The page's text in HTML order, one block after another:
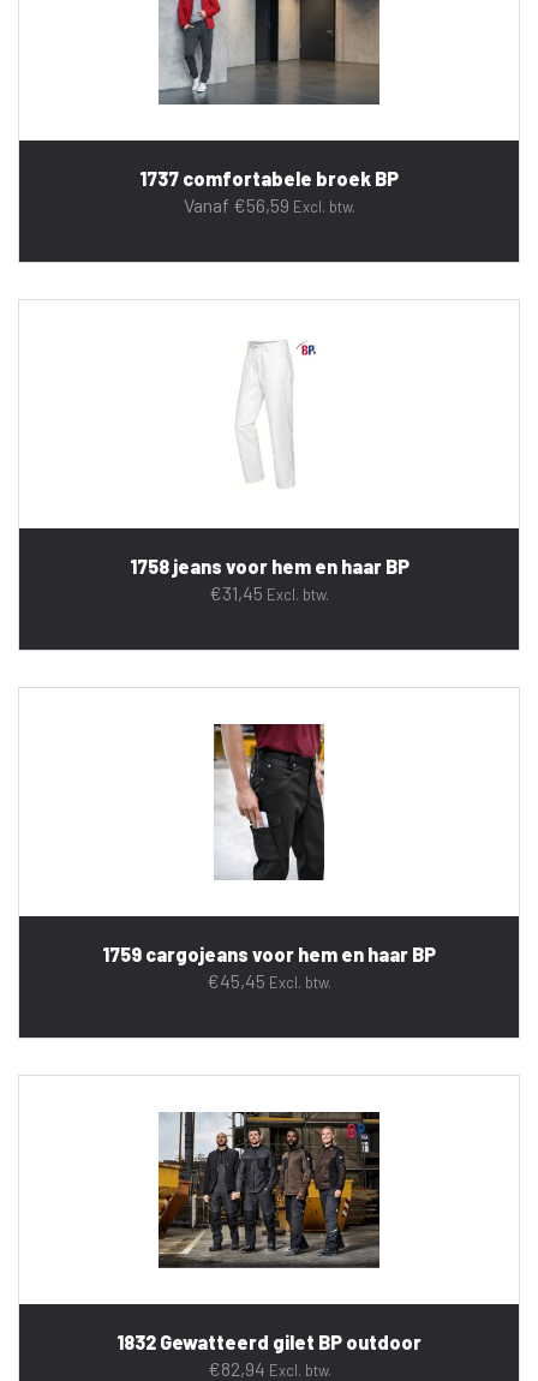
1737 comfortabele broek BP
Vanaf €56,59 Excl. btw.
1758 jeans voor hem en haar BP
€31,45 Excl. btw.
1759 cargojeans voor hem en haar BP
€45,45 Excl. btw.
1832 Gewatteerd gilet BP outdoor
€82,94 Excl. btw.